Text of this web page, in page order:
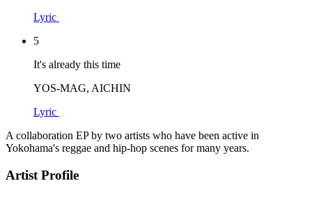
Lyric
5
It's already this time
YOS-MAG, AICHIN
Lyric
A collaboration EP by two artists who have been active in
Yokohama's reggae and hip-hop scenes for many years.
Artist Profile